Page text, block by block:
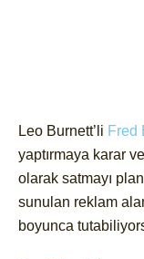
Leo Burnett’li Fred
yaptırmaya karar
olarak satmayı
sunulan reklam
boyunca